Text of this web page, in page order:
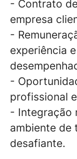
- Contrato
empresa
-
experiência
-
profissional
- Integração
ambiente de
desafiante.